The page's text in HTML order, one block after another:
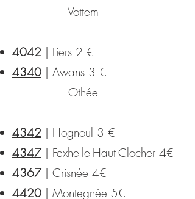
Vottem
4042 | Liers 2 €
4340 | Awans 3 €
Othée
4342 | Hognoul 3 €
4347| Fexhe-le-Haut-Clocher 4€
4367| Crisnée 4€
4420 | Montegnée 5€